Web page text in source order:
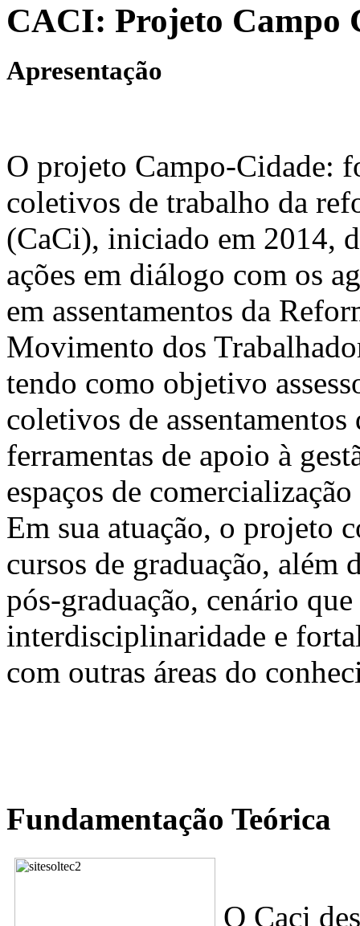
CACI: Projeto Campo
Apresentação
O projeto Campo-Cidade:
coletivos de trabalho da
(CaCi), iniciado em 2014,
ações em diálogo com os
em assentamentos da
Movimento dos
tendo como objetivo
coletivos de
ferramentas de apoio à
espaços de
Em sua atuação, o projeto
cursos de graduação, além
pós-graduação, cenário
interdisciplinaridade e
com outras áreas do
Fundamentação Teórica
O Caci